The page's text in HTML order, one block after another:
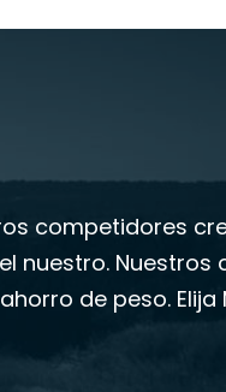
competidores
nuestro. Nuestros
de peso.